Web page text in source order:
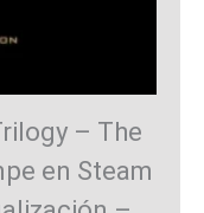
– The
en Steam